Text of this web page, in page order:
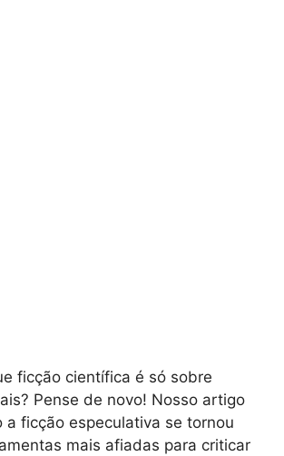
ficção científica é só sobre
Pense de novo! Nosso artigo
a ficção especulativa se tornou
mais afiadas para criticar